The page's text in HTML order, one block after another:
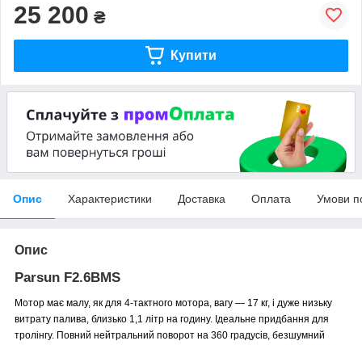
25 200 ₴
Купити
Опис Характеристики Доставка Оплата Умови
Опис
Parsun F2.6BMS
Мотор має малу, як для 4-тактного мотора, вагу — 17 кг, і дуже низьку
витрату палива, близько 1,1 літр на годину. Ідеальне придбання для
тролінгу. Повний нейтральний поворот на 360 градусів, безшумний